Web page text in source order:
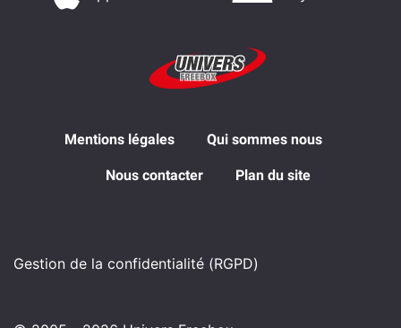
Mentions légales Qui sommes nous
Nous contacter Plan du site
Gestion de la confidentialité (RGPD)